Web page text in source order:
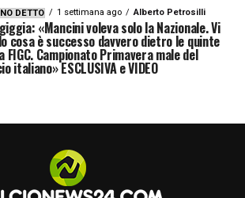
– «Entrare a far parte di
gloriosa rappresenta per
una grande responsabilità.
percorso, lavorando a stretto
l’allenatore Igor Tudor
DETTO 1 settimana ago Alberto Petrosilli
«Mancini voleva solo la Nazionale. Vi
cosa è successo davvero dietro le quinte
FIGC. Campionato Primavera male del
italiano» ESCLUSIVA e VIDEO